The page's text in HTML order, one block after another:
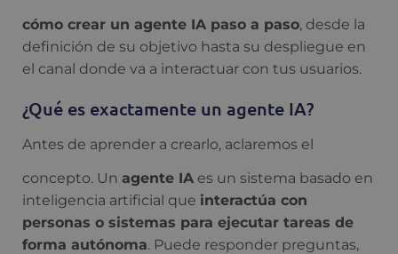
cómo crear un agente IA paso a paso, desde la
definición de su objetivo hasta su despliegue en
el canal donde va a interactuar con tus usuarios.
¿Qué es exactamente un agente IA?
Antes de aprender a crearlo, aclaremos el
concepto. Un agente IA es un sistema basado en
inteligencia artificial que interactúa con
personas o sistemas para ejecutar tareas de
forma autónoma. Puede responder preguntas,